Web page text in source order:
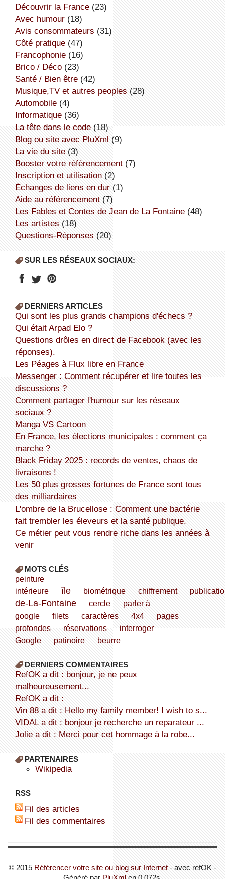
découvrir la France(23)
avec humour(18)
avis consommateurs (31)
côté pratique(47)
Francophonie(16)
Brico / Déco(23)
Santé / Bien être(42)
Musique,TV et autres peoples (28)
Automobile(4)
informatique(36)
la tête dans le code(18)
Blog ou site avec PluXml (9)
la vie du site(3)
booster votre référencement(7)
inscription et utilisation(2)
échanges de liens en dur(1)
aide au référencement(7)
Les Fables et Contes de Jean de La Fontaine(48)
Les artistes (18)
Questions-Réponses (20)
SUR LES RÉSEAUX SOCIAUX:
DERNIERS ARTICLES
Qui sont les plus grands champions d'échecs ?
Qui était Arpad Elo ?
Questions drôles en direct de Facebook (avec les
réponses).
Les Péages à Flux libre en France
Messenger : Comment récupérer et lire toutes les
discussions ?
Comment partager l'humour sur les réseaux
sociaux ?
Manga VS Cartoon
En France, les élections municipales : comment ça
marche ?
Black Friday 2025 : records de ventes, chaos de
livraisons !
Les 50 plus grosses fortunes de France sont tous
des milliardaires
L'ombre de la Brucellose : Comment une bactérie
fait trembler les éleveurs et la santé publique.
Ce métier peut vous rendre riche dans les années à
venir
MOTS CLÉS
peinture
intérieure
île biométrique chiffrement
de-La-Fontaine cercle
parler à
google
filets caractères 4x4
pages
profondes
réservations
interroger
Google
patinoire beurre
DERNIERS COMMENTAIRES
refOK a dit : bonjour, je ne peux
malheureusement...
refOK a dit :
Vin 88 a dit : Hello my family member! I wish to s...
VIDAL a dit : bonjour je recherche un reparateur ...
Jolie a dit : Merci pour cet hommage à la robe...
PARTENAIRES
wikipedia
RSS
Fil des articles
Fil des commentaires
© 2015 Référencer votre site ou blog sur Internet - avec refOK -